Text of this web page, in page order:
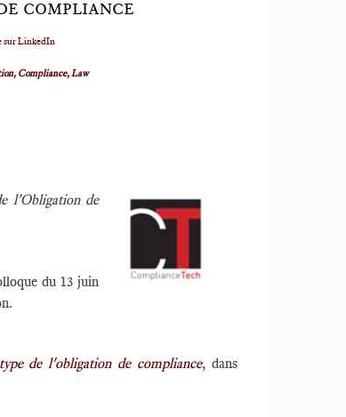
COMPLIANCE
sur LinkedIn
Compliance, Law
l'Obligation de
du 13 juin
de l'obligation de compliance, dans